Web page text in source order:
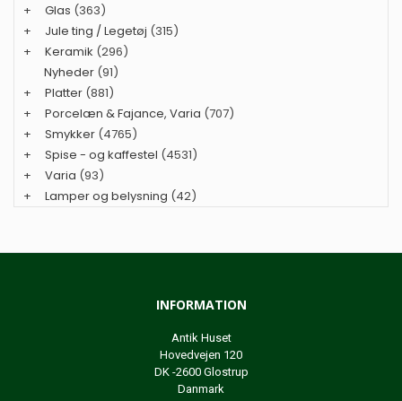
+
Glas (363)
+
Jule ting / Legetøj (315)
+
Keramik (296)
Nyheder (91)
+
Platter (881)
+
Porcelæn & Fajance, Varia (707)
+
Smykker (4765)
+
Spise - og kaffestel (4531)
+
Varia (93)
+
Lamper og belysning (42)
INFORMATION
Antik Huset
Hovedvejen 120
DK -2600 Glostrup
Danmark